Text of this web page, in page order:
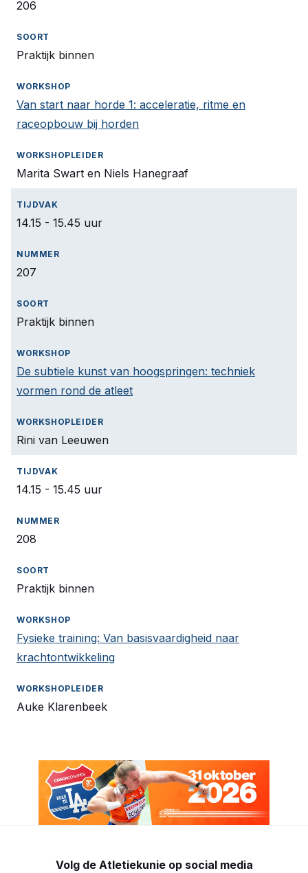
206
Praktijk binnen
Van start naar horde 1: acceleratie, ritme en
raceopbouw bij horden
Marita Swart en Niels Hanegraaf
14.15 - 15.45 uur
207
Praktijk binnen
De subtiele kunst van hoogspringen: techniek
vormen rond de atleet
Rini van Leeuwen
14.15 - 15.45 uur
208
Praktijk binnen
Fysieke training: Van basisvaardigheid naar
krachtontwikkeling
Auke Klarenbeek
Volg de Atletiekunie op social media